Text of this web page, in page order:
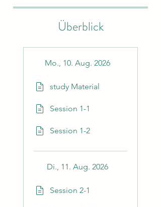
Überblick
Mo., 10. Aug. 2026
study Material
Session 1-1
Session 1-2
Di., 11. Aug. 2026
Session 2-1